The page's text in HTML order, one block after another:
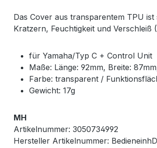
Das Cover aus transparentem TPU
Kratzern, Feuchtigkeit und Verschleiß
für Yamaha/Typ C + Control Unit
Maße: Länge: 92mm, Breite:
Farbe: transparent /
Gewicht: 17g
MH
Artikelnummer: 3050734992
Hersteller Artikelnummer: